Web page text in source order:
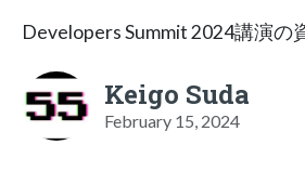
Developers Summit 2024講演の
Keigo Suda
February 15, 2024